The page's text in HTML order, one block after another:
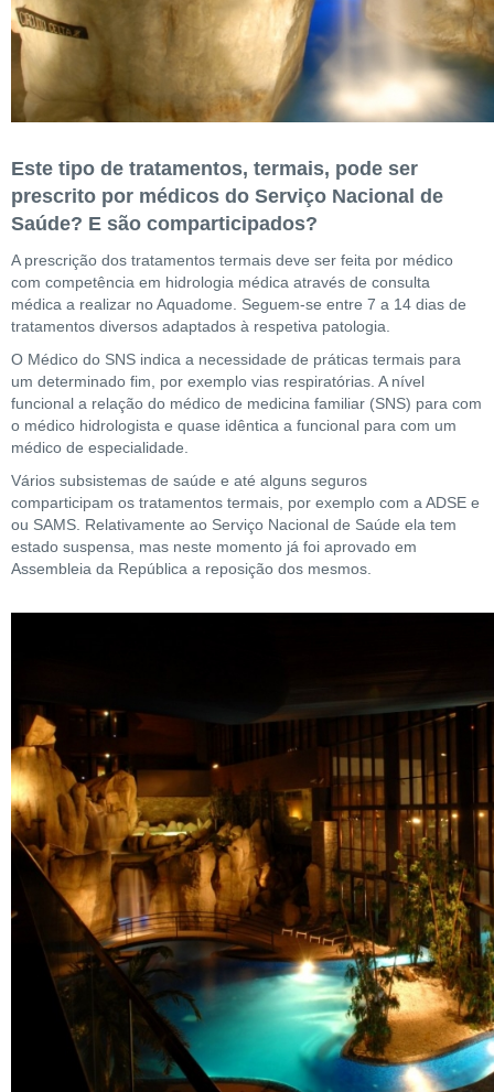
Este tipo de tratamentos, termais, pode ser
prescrito por médicos do Serviço Nacional de
Saúde? E são comparticipados?
A prescrição dos tratamentos termais deve ser feita por médico
com competência em hidrologia médica através de consulta
médica a realizar no Aquadome. Seguem-se entre 7 a 14 dias de
tratamentos diversos adaptados à respetiva patologia.
O Médico do SNS indica a necessidade de práticas termais para
um determinado fim, por exemplo vias respiratórias. A nível
funcional a relação do médico de medicina familiar (SNS) para com
o médico hidrologista e quase idêntica a funcional para com um
médico de especialidade.
Vários subsistemas de saúde e até alguns seguros
comparticipam os tratamentos termais, por exemplo com a ADSE e
ou SAMS. Relativamente ao Serviço Nacional de Saúde ela tem
estado suspensa, mas neste momento já foi aprovado em
Assembleia da República a reposição dos mesmos.